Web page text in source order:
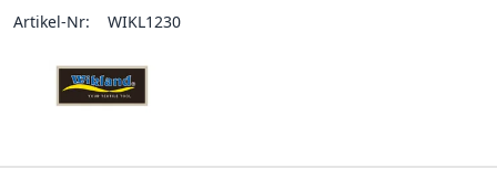
Artikel-Nr: WIKL1230